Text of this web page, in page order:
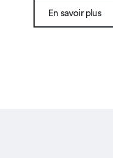
En savoir plus